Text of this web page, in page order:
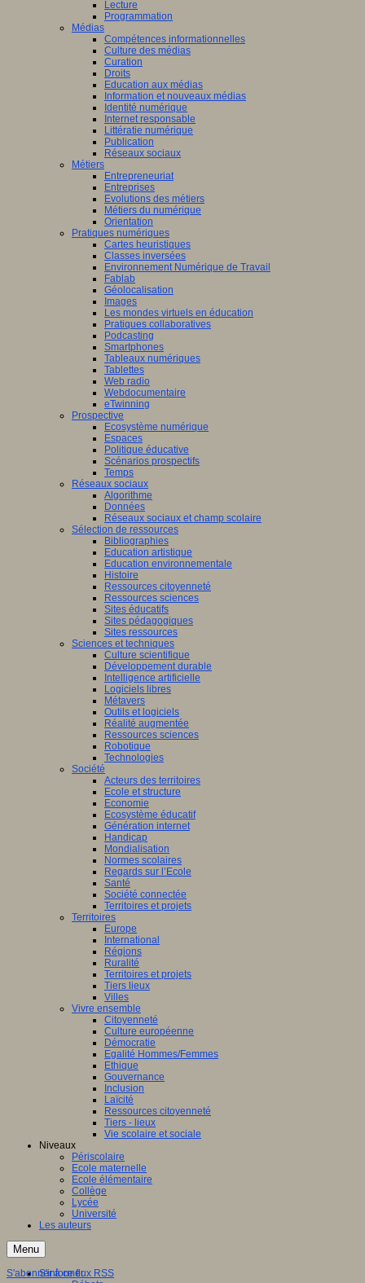
Lecture
Programmation
Médias
Compétences informationnelles
Culture des médias
Curation
Droits
Education aux médias
Information et nouveaux médias
Identité numérique
Internet responsable
Littératie numérique
Publication
Réseaux sociaux
Métiers
Entrepreneuriat
Entreprises
Evolutions des métiers
Métiers du numérique
Orientation
Pratiques numériques
Cartes heuristiques
Classes inversées
Environnement Numérique de Travail
Fablab
Géolocalisation
Images
Les mondes virtuels en éducation
Pratiques collaboratives
Podcasting
Smartphones
Tableaux numériques
Tablettes
Web radio
Webdocumentaire
eTwinning
Prospective
Ecosystème numérique
Espaces
Politique éducative
Scénarios prospectifs
Temps
Réseaux sociaux
Algorithme
Données
Réseaux sociaux et champ scolaire
Sélection de ressources
Bibliographies
Education artistique
Education environnementale
Histoire
Ressources citoyenneté
Ressources sciences
Sites éducatifs
Sites pédagogiques
Sites ressources
Sciences et techniques
Culture scientifique
Développement durable
Intelligence artificielle
Logiciels libres
Métavers
Outils et logiciels
Réalité augmentée
Ressources sciences
Robotique
Technologies
Société
Acteurs des territoires
Ecole et structure
Economie
Ecosystème éducatif
Génération internet
Handicap
Mondialisation
Normes scolaires
Regards sur l’Ecole
Santé
Société connectée
Territoires et projets
Territoires
Europe
International
Régions
Ruralité
Territoires et projets
Tiers lieux
Villes
Vivre ensemble
Citoyenneté
Culture européenne
Démocratie
Egalité Hommes/Femmes
Ethique
Gouvernance
Inclusion
Laïcité
Ressources citoyenneté
Tiers - lieux
Vie scolaire et sociale
Niveaux
Périscolaire
Ecole maternelle
Ecole élémentaire
Collège
Lycée
Université
Les auteurs
Menu
S'informer
S'abonner à ce flux RSS